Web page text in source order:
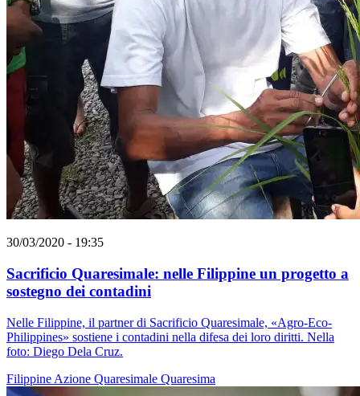
30/03/2020 - 19:35
Sacrificio Quaresimale: nelle Filippine un progetto a
sostegno dei contadini
Nelle Filippine, il partner di Sacrificio Quaresimale, «Agro-Eco-
Philippines» sostiene i contadini nella difesa dei loro diritti. Nella
foto: Diego Dela Cruz.
Filippine Azione Quaresimale Quaresima